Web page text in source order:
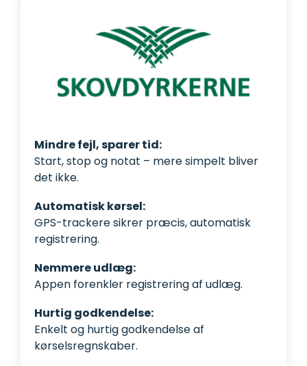
Mindre fejl, sparer tid:
Start, stop og notat – mere simpelt bliver
det ikke.
Automatisk kørsel:
GPS-trackere sikrer præcis, automatisk
registrering.
Nemmere udlæg:
Appen forenkler registrering af udlæg.
Hurtig godkendelse:
Enkelt og hurtig godkendelse af
kørselsregnskaber.